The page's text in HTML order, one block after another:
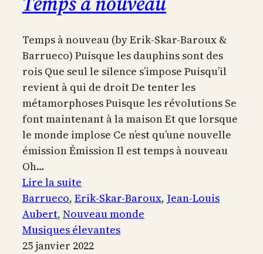
Temps à nouveau (by Erik-Skar-Baroux &
Barrueco) Puisque les dauphins sont des
rois Que seul le silence s’impose Puisqu’il
revient à qui de droit De tenter les
métamorphoses Puisque les révolutions Se
font maintenant à la maison Et que lorsque
le monde implose Ce n’est qu’une nouvelle
émission Émission Il est temps à nouveau
Oh…
Lire la suite
Temps
à
nouveau
Barrueco, Erik-Skar-Baroux, Jean-Louis
Aubert, Nouveau monde
Musiques élevantes
25 janvier 2022